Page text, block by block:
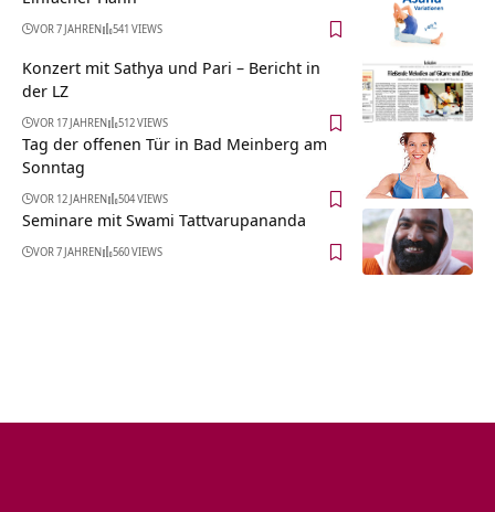
VOR 7 JAHREN 541 VIEWS
Konzert mit Sathya und Pari – Bericht in
der LZ
VOR 17 JAHREN 512 VIEWS
Tag der offenen Tür in Bad Meinberg am
Sonntag
VOR 12 JAHREN 504 VIEWS
Seminare mit Swami Tattvarupananda
VOR 7 JAHREN 560 VIEWS